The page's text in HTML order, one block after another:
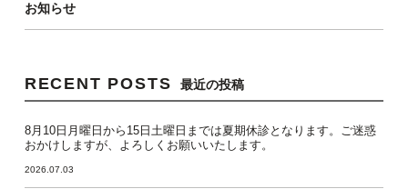
お知らせ
RECENT POSTS 最近の投稿
8月10日月曜日から15日土曜日までは夏期休診となります。ご迷惑
おかけしますが、よろしくお願いいたします。
2026.07.03